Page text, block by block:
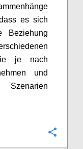
es sich
Beziehung
je nach
und
Szenarien